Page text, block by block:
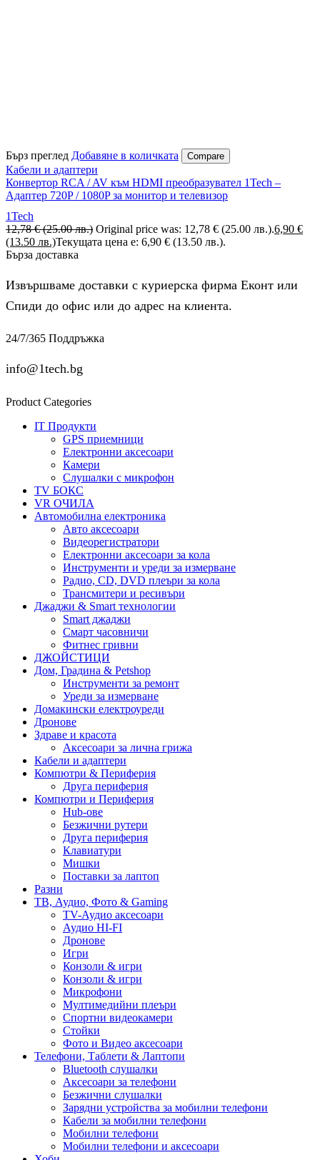
Бърз преглед Добавяне в количката Compare
Кабели и адаптери
Конвертор RCA / AV към HDMI преобразувател 1Tech –
Адаптер 720P / 1080P за монитор и телевизор
1Tech
12,78€ (25.00 лв.) Original price was: 12,78 € (25.00 лв.).6,90 €
(13.50 лв.)Текущата цена е: 6,90 € (13.50 лв.).
Бърза доставка
Извършваме доставки с куриерска фирма Еконт или
Спиди до офис или до адрес на клиента.
24/7/365 Поддръжка
info@1tech.bg
Product Categories
IT Продукти
GPS приемници
Електронни аксесоари
Камери
Слушалки с микрофон
TV БОКС
VR ОЧИЛА
Автомобилна електроника
Авто аксесоари
Видеорегистратори
Електронни аксесоари за кола
Инструменти и уреди за измерване
Радио, CD, DVD плеъри за кола
Трансмитери и ресивъри
Джаджи & Smart технологии
Smart джаджи
Смарт часовничи
Фитнес гривни
ДЖОЙСТИЦИ
Дом, Градина & Petshop
Инструменти за ремонт
Уреди за измерване
Домакински електроуреди
Дронове
Здраве и красота
Аксесоари за лична грижа
Кабели и адаптери
Компютри & Периферия
Друга периферия
Компютри и Периферия
Hub-ове
Безжични рутери
Друга периферия
Клавиатури
Мишки
Поставки за лаптоп
Разни
ТВ, Аудио, Фото & Gaming
TV-Аудио аксесоари
Аудио HI-FI
Дронове
Игри
Конзоли & игри
Конзоли & игри
Микрофони
Мултимедийни плеъри
Спортни видеокамери
Стойки
Фото и Видео аксесоари
Телефони, Таблети & Лаптопи
Bluetooth слушалки
Аксесоари за телефони
Безжични слушалки
Зарядни устройства за мобилни телефони
Кабели за мобилни телефони
Мобилни телефони
Мобилни телефони и аксесоари